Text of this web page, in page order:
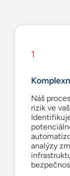
1
Náš
rizik ve
analýzy